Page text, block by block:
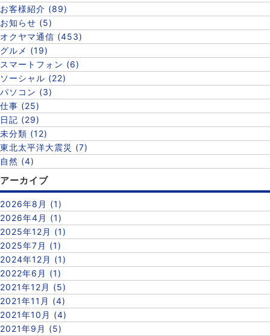
お客様紹介 (89)
お知らせ (5)
オクヤマ通信 (453)
グルメ (19)
スマートフォン (6)
ソーシャル (22)
パソコン (3)
仕事 (25)
日記 (29)
未分類 (12)
東北太平洋大震災 (7)
自然 (4)
アーカイブ
2026年8月 (1)
2026年4月 (1)
2025年12月 (1)
2025年7月 (1)
2024年12月 (1)
2022年6月 (1)
2021年12月 (5)
2021年11月 (4)
2021年10月 (4)
2021年9月 (5)